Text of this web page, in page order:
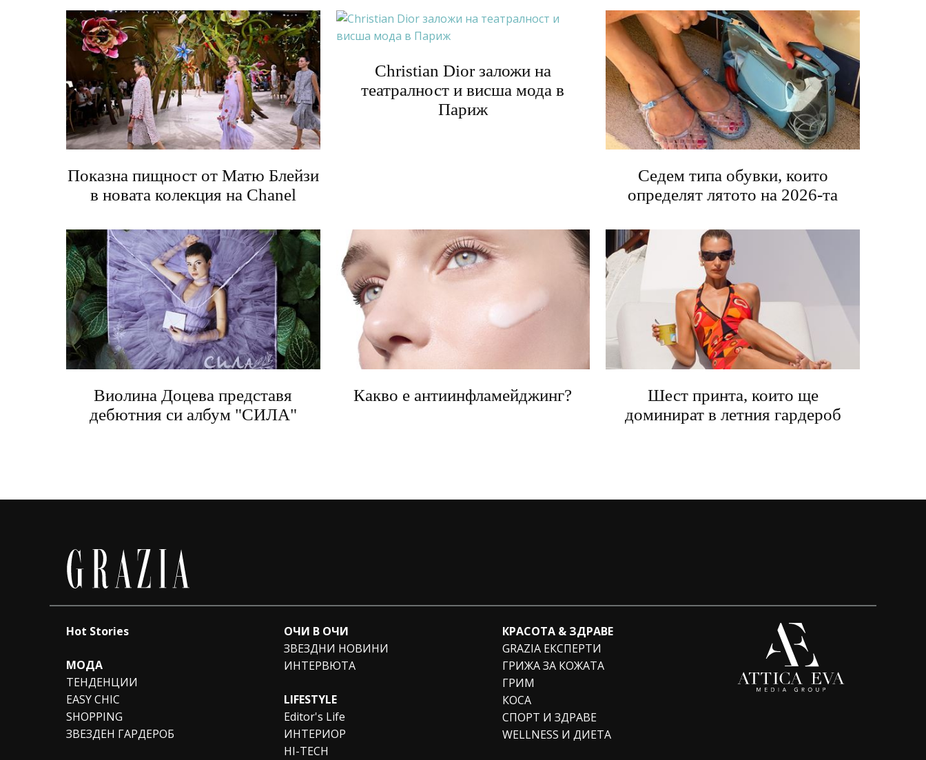
Показна пищност от Матю Блейзи
в новата колекция на Chanel
Christian Dior заложи на
театралност и висша мода в
Париж
Седем типа обувки, които
определят лятото на 2026-та
Виолина Доцева представя
дебютния си албум "СИЛА"
Какво е антиинфламейджинг?
Шест принта, които ще
доминират в летния гардероб
Hot Stories
МОДА
ТЕНДЕНЦИИ
EASY CHIC
SHOPPING
ЗВЕЗДЕН ГАРДЕРОБ
ОЧИ В ОЧИ
ЗВЕЗДНИ НОВИНИ
ИНТЕРВЮТА
LIFESTYLE
Editor's Life
ИНТЕРИОР
HI-TECH
КРАСОТА & ЗДРАВЕ
GRAZIA ЕКСПЕРТИ
ГРИЖА ЗА КОЖАТА
ГРИМ
КОСА
СПОРТ И ЗДРАВЕ
WELLNESS И ДИЕТА